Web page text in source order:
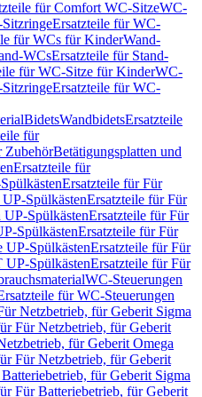
für Comfort WC-SitzeWC-
Ersatzteile für WC-
für WCs für KinderWand-
WCsErsatzteile für Stand-
für WC-Sitze für KinderWC-
Ersatzteile für WC-
BidetsWandbidetsErsatzteile
für
ZubehörBetätigungsplatten und
Ersatzteile für
Ersatzteile für Für
SpülkästenErsatzteile für Für
SpülkästenErsatzteile für Für
SpülkästenErsatzteile für Für
SpülkästenErsatzteile für Für
UP-SpülkästenErsatzteile für Für
WC-Steuerungen
für WC-Steuerungen
Netzbetrieb, für Geberit Sigma
Für Netzbetrieb, für Geberit
für Geberit Omega
Für Netzbetrieb, für Geberit
für Geberit Sigma
Für Batteriebetrieb, für Geberit